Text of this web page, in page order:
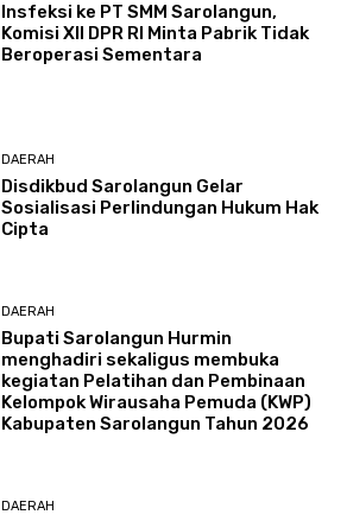
Insfeksi ke PT SMM Sarolangun,
Komisi XII DPR RI Minta Pabrik Tidak
Beroperasi Sementara
DAERAH
Disdikbud Sarolangun Gelar
Sosialisasi Perlindungan Hukum Hak
Cipta
DAERAH
Bupati Sarolangun Hurmin
menghadiri sekaligus membuka
kegiatan Pelatihan dan Pembinaan
Kelompok Wirausaha Pemuda (KWP)
Kabupaten Sarolangun Tahun 2026
DAERAH